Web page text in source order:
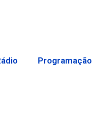
Programação